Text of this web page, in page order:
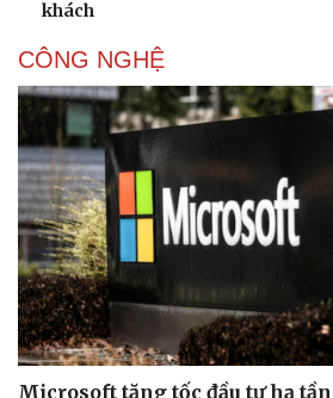
Du lịch
Tư vấn
Săn Tour
check-in
Câu
Hạt
khách kỷ lục
Du lịch biển Việt Nam: Muốn bứt
thế tự nhiên
Khách quốc tế đến Việt Nam 7
số nổi bật
Nhặt bỏ 'hạt sạn' để làng biển Đắk
khách
CÔNG NGHỆ